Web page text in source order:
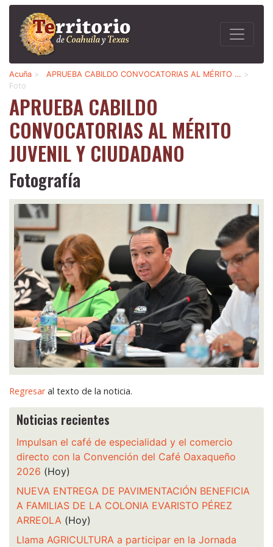
Acuña > APRUEBA CABILDO CONVOCATORIAS AL MÉRITO … >
Foto
APRUEBA CABILDO
CONVOCATORIAS AL MÉRITO
JUVENIL Y CIUDADANO
Fotografía
Regresaral texto de la noticia.
Noticias recientes
Impulsan el café de especialidad y el comercio
directo con la Convención del Café Oaxaqueño
2026 (Hoy)
NUEVA ENTREGA DE PAVIMENTACIÓN BENEFICIA
A FAMILIAS DE LA COLONIA EVARISTO PÉREZ
ARREOLA (Hoy)
Llama AGRICULTURA a participar en la Jornada